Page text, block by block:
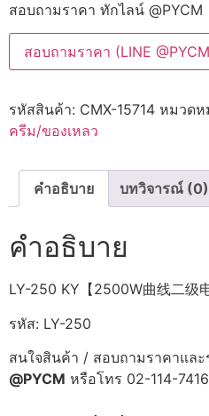
สอบถามราคา ทักไลน์ @PYCM
สอบถามราคา (LINE
รหัสสินค้า: CMX-15714 หมวดห
ครีม/ของเหลว
คำอธิบาย บทวิจารณ์ (0)
คำอธิบาย
LY-250 KY【2500W曲线二级
รหัส: LY-250
สนใจสินค้า / สอบถามราคาและ
@PYCM หรือโทร 02-114-7416